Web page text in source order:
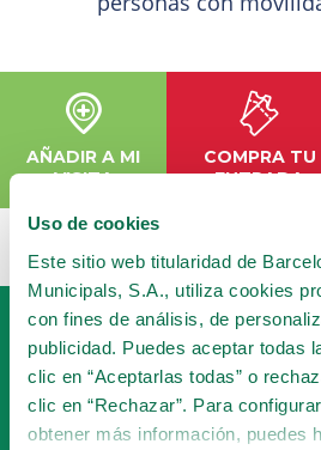
Uso de cookies
Este sitio web titularidad de
Municipals, S.A., utiliza cookies
con fines de análisis, de
publicidad. Puedes aceptar todas
clic en “Aceptarlas todas” o
clic en “Rechazar”. Para
obtener más información, puedes
AÑADIR A MI
VISITA
COMPRA TU
ENTRADA